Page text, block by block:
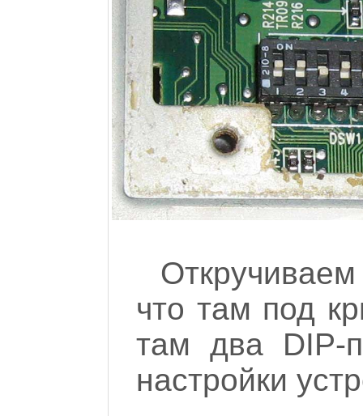
что там под
там два DIP-
настройки